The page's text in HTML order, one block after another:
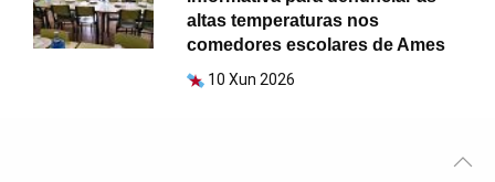
altas temperaturas nos
comedores escolares de Ames
10 Xun 2026